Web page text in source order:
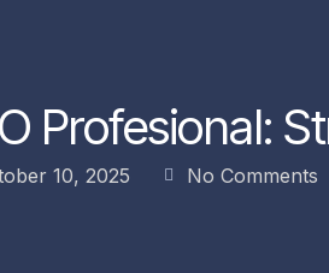
Profesional:
10, 2025 No Comments